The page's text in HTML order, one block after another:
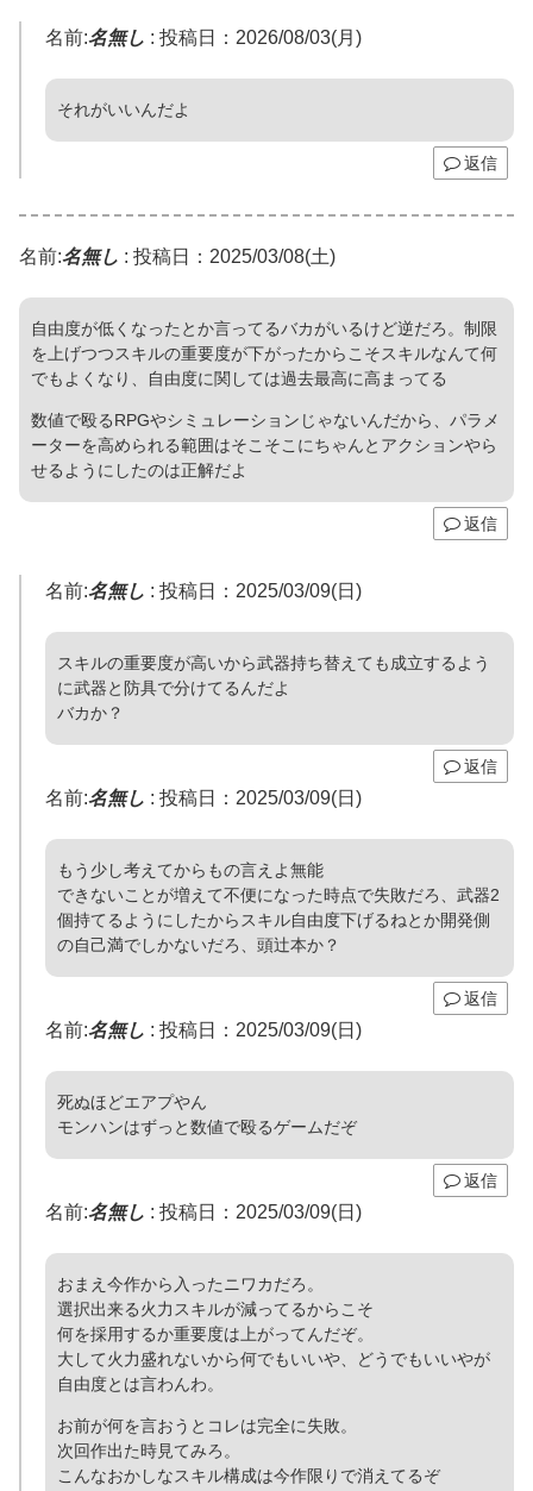
名前:名無し : 投稿日：2026/08/03(月)
それがいいんだよ
返信
名前:名無し : 投稿日：2025/03/08(土)
自由度が低くなったとか言ってるバカがいるけど逆だろ。制限
を上げつつスキルの重要度が下がったからこそスキルなんて何
でもよくなり、自由度に関しては過去最高に高まってる
数値で殴るRPGやシミュレーションじゃないんだから、パラメ
ーターを高められる範囲はそこそこにちゃんとアクションやら
せるようにしたのは正解だよ
返信
名前:名無し : 投稿日：2025/03/09(日)
スキルの重要度が高いから武器持ち替えても成立するよう
に武器と防具で分けてるんだよ
バカか？
返信
名前:名無し : 投稿日：2025/03/09(日)
もう少し考えてからもの言えよ無能
できないことが増えて不便になった時点で失敗だろ、武器2
個持てるようにしたからスキル自由度下げるねとか開発側
の自己満でしかないだろ、頭辻本か？
返信
名前:名無し : 投稿日：2025/03/09(日)
死ぬほどエアプやん
モンハンはずっと数値で殴るゲームだぞ
返信
名前:名無し : 投稿日：2025/03/09(日)
おまえ今作から入ったニワカだろ。
選択出来る火力スキルが減ってるからこそ
何を採用するか重要度は上がってんだぞ。
大して火力盛れないから何でもいいや、どうでもいいやが
自由度とは言わんわ。
お前が何を言おうとコレは完全に失敗。
次回作出た時見てみろ。
こんなおかしなスキル構成は今作限りで消えてるぞ